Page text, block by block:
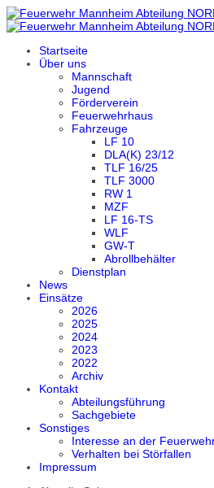
Startseite
Über uns
Mannschaft
Jugend
Förderverein
Feuerwehrhaus
Fahrzeuge
LF 10
DLA(K) 23/12
TLF 16/25
TLF 3000
RW 1
MZF
LF 16-TS
WLF
GW-T
Abrollbehälter
Dienstplan
News
Einsätze
2026
2025
2024
2023
2022
Archiv
Kontakt
Abteilungsführung
Sachgebiete
Sonstiges
Interesse an der
Verhalten bei Störfallen
Impressum